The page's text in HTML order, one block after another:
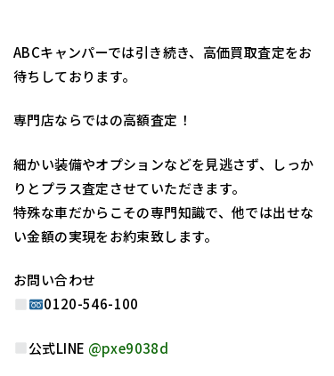
ABCキャンパーでは引き続き、高価買取査定をお
待ちしております‍。
専門店ならではの高額査定！
細かい装備やオプションなどを見逃さず、しっか
りとプラス査定させていただきます。
特殊な車だからこその専門知識で、他では出せな
い金額の実現をお約束致します。
お問い合わせ
0120-546-100
公式LINE @pxe9038d